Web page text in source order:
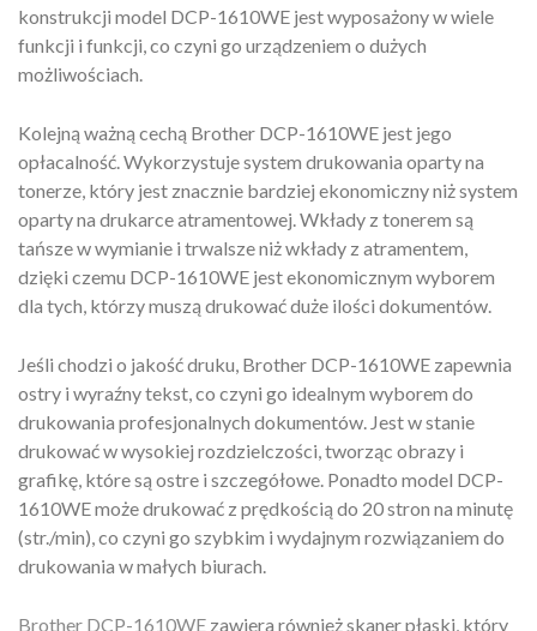
konstrukcji model DCP-1610WE jest wyposażony w wiele
funkcji i funkcji, co czyni go urządzeniem o dużych
możliwościach.
Kolejną ważną cechą Brother DCP-1610WE jest jego
opłacalność. Wykorzystuje system drukowania oparty na
tonerze, który jest znacznie bardziej ekonomiczny niż system
oparty na drukarce atramentowej. Wkłady z tonerem są
tańsze w wymianie i trwalsze niż wkłady z atramentem,
dzięki czemu DCP-1610WE jest ekonomicznym wyborem
dla tych, którzy muszą drukować duże ilości dokumentów.
Jeśli chodzi o jakość druku, Brother DCP-1610WE zapewnia
ostry i wyraźny tekst, co czyni go idealnym wyborem do
drukowania profesjonalnych dokumentów. Jest w stanie
drukować w wysokiej rozdzielczości, tworząc obrazy i
grafikę, które są ostre i szczegółowe. Ponadto model DCP-
1610WE może drukować z prędkością do 20 stron na minutę
(str./min), co czyni go szybkim i wydajnym rozwiązaniem do
drukowania w małych biurach.
Brother DCP-1610WE zawiera również skaner płaski, który